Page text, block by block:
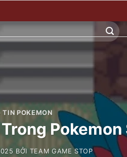
TIN POKEMON
Pokemon
BỞI TEAM GAME STOP